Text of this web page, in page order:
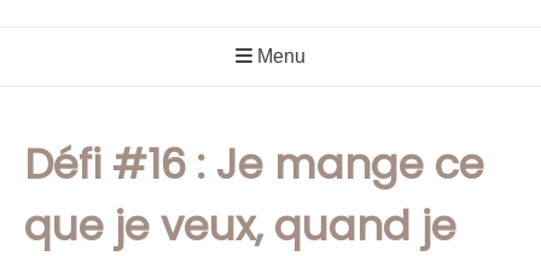
Menu
Défi #16 : Je mange ce
que je veux, quand je